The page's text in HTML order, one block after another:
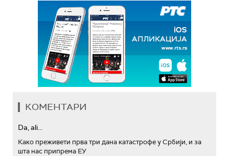
КОМЕНТАРИ
Da, ali...
Како преживети прва три дана катастрофе у Србији, и за
шта нас припрема ЕУ